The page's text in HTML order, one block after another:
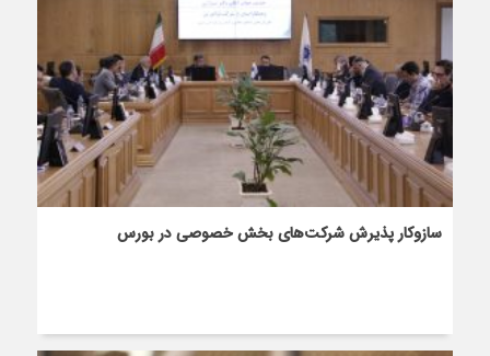
سازوکار پذیرش شرکت‌های بخش خصوصی در بورس